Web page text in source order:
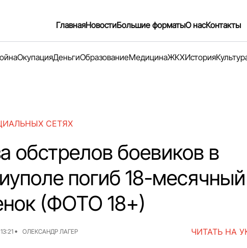
ГлавнаяНовостиБольшие форматыО насКонтакты
ОкупацияДеньгиОбразованиеМедицинаЖКХИстория
СЕТЯХ
обстрелов боевиков в
погиб 18-месячный
(ФОТО 18+)
ОЛЕКСАНДР ЛАГЕР ЧИТАТЬ НА